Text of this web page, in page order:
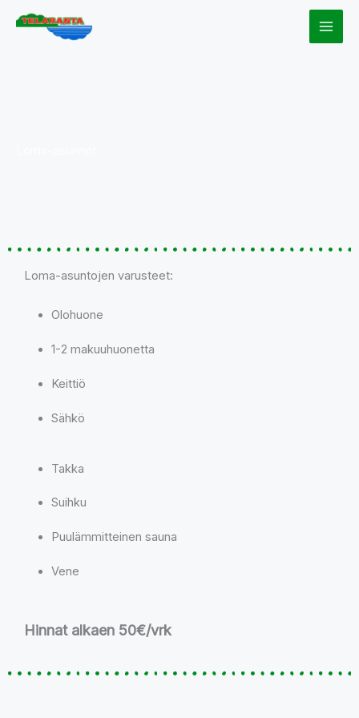
Loma-asuntojen varusteet:
Olohuone
1-2 makuuhuonetta
Keittiö
Sähkö
Takka
Suihku
Puulämmitteinen sauna
Vene
Hinnat alkaen 50€/vrk